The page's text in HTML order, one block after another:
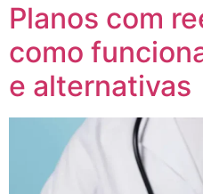
Planos com
como
e alternativas